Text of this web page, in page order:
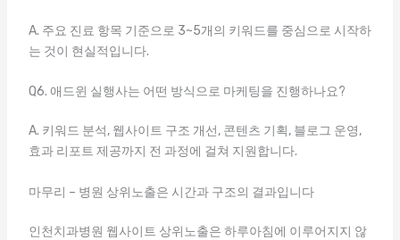
A. 주요 진료 항목 기준으로 3~5개의 키워드를 중심으로 시작하
는 것이 현실적입니다.
Q6. 애드윈 실행사는 어떤 방식으로 마케팅을 진행하나요?
A. 키워드 분석, 웹사이트 구조 개선, 콘텐츠 기획, 블로그 운영,
효과 리포트 제공까지 전 과정에 걸쳐 지원합니다.
마무리 – 병원 상위노출은 시간과 구조의 결과입니다
인천치과병원 웹사이트 상위노출은 하루아침에 이루어지지 않